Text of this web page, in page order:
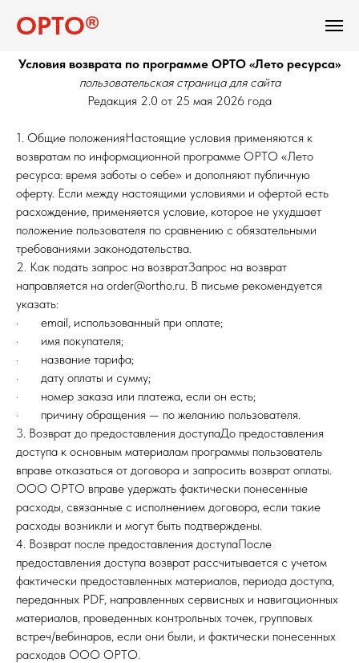
ОРТО®
Условия возврата по программе ОРТО «Лето ресурса»
пользовательская страница для сайта
Редакция 2.0 от 25 мая 2026 года
1. Общие положенияНастоящие условия применяются к
возвратам по информационной программе ОРТО «Лето
ресурса: время заботы о себе» и дополняют публичную
оферту. Если между настоящими условиями и офертой есть
расхождение, применяется условие, которое не ухудшает
положение пользователя по сравнению с обязательными
требованиями законодательства.
2. Как подать запрос на возвратЗапрос на возврат
направляется на order@ortho.ru. В письме рекомендуется
указать:
· email, использованный при оплате;
· имя покупателя;
· название тарифа;
· дату оплаты и сумму;
· номер заказа или платежа, если он есть;
· причину обращения — по желанию пользователя.
3. Возврат до предоставления доступаДо предоставления
доступа к основным материалам программы пользователь
вправе отказаться от договора и запросить возврат оплаты.
ООО ОРТО вправе удержать фактически понесенные
расходы, связанные с исполнением договора, если такие
расходы возникли и могут быть подтверждены.
4. Возврат после предоставления доступаПосле
предоставления доступа возврат рассчитывается с учетом
фактически предоставленных материалов, периода доступа,
переданных PDF, направленных сервисных и навигационных
материалов, проведенных контрольных точек, групповых
встреч/вебинаров, если они были, и фактически понесенных
расходов ООО ОРТО.